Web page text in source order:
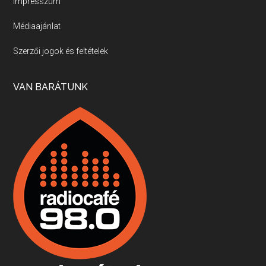
Villány, kékfrankos, Jackfall
Apr 17, 2026 • 00:35:38
Boston, teadélután, bab és homár
Apr 9, 2026 • 00:37:17
Fermentáljunk, a testünk meghálálja!
Apr 3, 2026 • 00:36:07
Médiaajánlat
Szerzői jogok és feltételek
VAN BARÁTUNK